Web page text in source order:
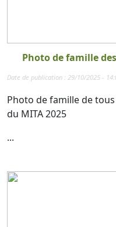
Photo de famille
Date de publication : 29/10/2025 -
Photo de famille de
du MITA 2025
...